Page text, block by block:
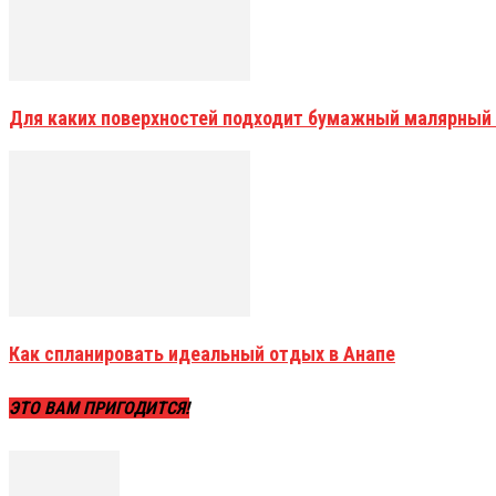
Для каких поверхностей подходит бумажный малярный
Как спланировать идеальный отдых в Анапе
ЭТО ВАМ ПРИГОДИТСЯ!